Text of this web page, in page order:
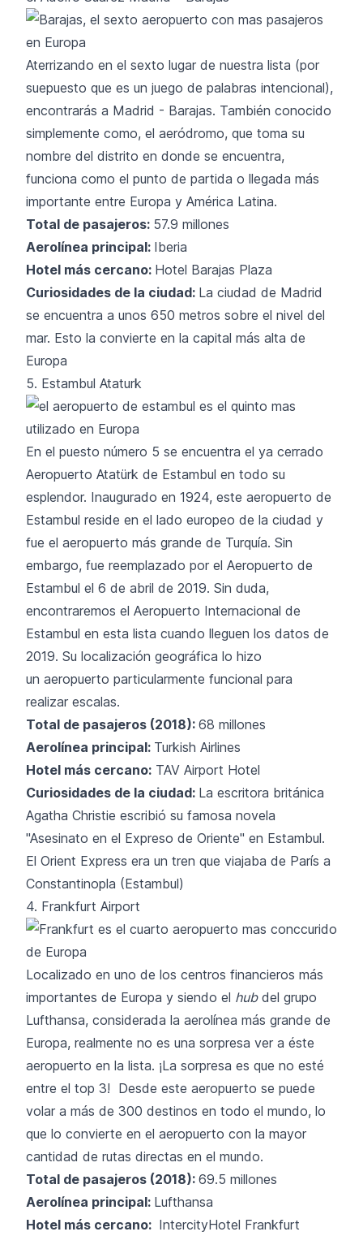
Aterrizando en el sexto lugar de nuestra lista (por
suepuesto que es un juego de palabras intencional),
encontrarás a Madrid - Barajas. También conocido
simplemente como, el aeródromo, que toma su
nombre del distrito en donde se encuentra,
funciona como el punto de partida o llegada más
importante entre Europa y América Latina.
Total de pasajeros: 57.9 millones
Aerolínea principal: Iberia
Hotel más cercano: Hotel Barajas Plaza
Curiosidades de la ciudad: La ciudad de Madrid
se encuentra a unos 650 metros sobre el nivel del
mar. Esto la convierte en la capital más alta de
Europa
5. Estambul Ataturk
En el puesto número 5 se encuentra el ya cerrado
Aeropuerto Atatürk de Estambul en todo su
esplendor. Inaugurado en 1924, este aeropuerto de
Estambul reside en el lado europeo de la ciudad y
fue el aeropuerto más grande de Turquía. Sin
embargo, fue reemplazado por el Aeropuerto de
Estambul el 6 de abril de 2019. Sin duda,
encontraremos el Aeropuerto Internacional de
Estambul en esta lista cuando lleguen los datos de
2019. Su localización geográfica lo hizo
un aeropuerto particularmente funcional para
realizar escalas.
Total de pasajeros (2018): 68 millones
Aerolínea principal: Turkish Airlines
Hotel más cercano: TAV Airport Hotel
Curiosidades de la ciudad: La escritora británica
Agatha Christie escribió su famosa novela
"Asesinato en el Expreso de Oriente" en Estambul.
El Orient Express era un tren que viajaba de París a
Constantinopla (Estambul)
4. Frankfurt Airport
Localizado en uno de los centros financieros más
importantes de Europa y siendo el hubdel grupo
Lufthansa, considerada la aerolínea más grande de
Europa, realmente no es una sorpresa ver a éste
aeropuerto en la lista. ¡La sorpresa es que no esté
entre el top 3! Desde este aeropuerto se puede
volar a más de 300 destinos en todo el mundo, lo
que lo convierte en el aeropuerto con la mayor
cantidad de rutas directas en el mundo.
Total de pasajeros (2018): 69.5 millones
Aerolínea principal: Lufthansa
Hotel más cercano: IntercityHotel Frankfurt